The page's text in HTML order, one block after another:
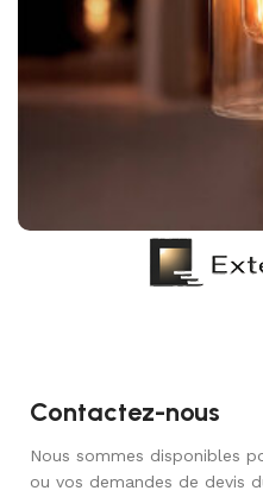
Contactez-nous
Nous sommes disponibles
ou vos demandes de devis